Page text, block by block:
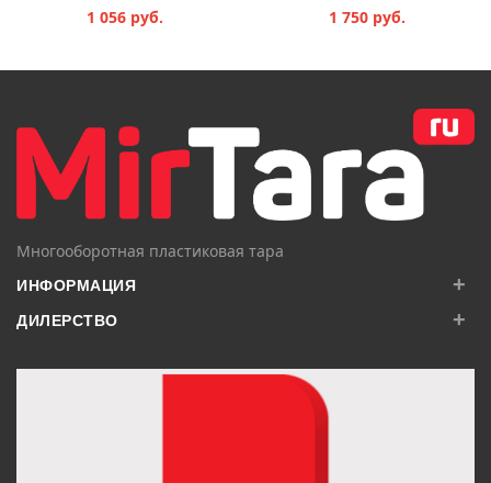
1 056 руб. 1 750 руб.
Многооборотная пластиковая тара
ИНФОРМАЦИЯ +
ДИЛЕРСТВО +